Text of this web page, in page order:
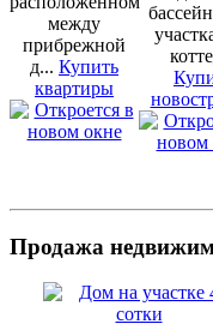
между
прибрежной
д... Купить
квартиры
Продажа